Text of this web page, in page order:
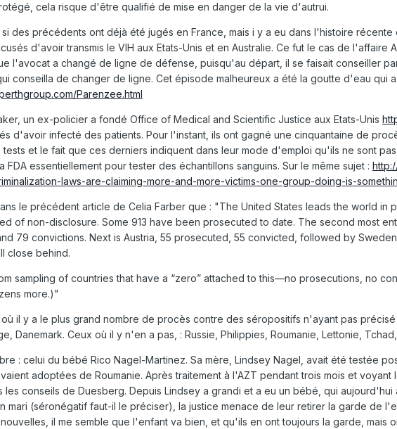
cela risque d'être qualifié de mise en danger de la vie d'autrui.
des précédents ont déjà été jugés en France, mais i y a eu dans l'histoire
d'avoir transmis le VIH aux Etats-Unis et en Australie. Ce fut le cas de
l'avocat a changé de ligne de défense, puisqu'au départ, il se faisait conseiller
conseilla de changer de ligne. Cet épisode malheureux a été la goutte d'eau qui
Parenzee.html
un ex-policier a fondé Office of Medical and Scientific Justice aux Etats-Unis
d'avoir infecté des patients. Pour l'instant, ils ont gagné une cinquantaine de
et le fait que ces derniers indiquent dans leur mode d'emploi qu'ils ne sont
FDA essentiellement pour tester des échantillons sanguins. Sur le même sujet :
laws-are-claiming-more-and-more-victims-one-group-doing-is-
le précédent article de Celia Farber que : "The United States leads the world in
of non-disclosure. Some 913 have been prosecuted to date. The second most
79 convictions. Next is Austria, 55 prosecuted, 55 convicted, followed by
close behind.
sampling of countries that have a “zero” attached to this—no prosecutions, no
more.)"
il y a le plus grand nombre de procès contre des séropositifs n'ayant pas précisé
Danemark. Ceux où il y n'en a pas, : Russie, Philippies, Roumanie, Lettonie,
: celui du bébé Rico Nagel-Martinez. Sa mère, Lindsey Nagel, avait été testée
adoptées de Roumanie. Après traitement à l'AZT pendant trois mois et
les conseils de Duesberg. Depuis Lindsey a grandi et a eu un bébé, qui
mari (séronégatif faut-il le préciser), la justice menace de leur retirer la garde de
il me semble que l'enfant va bien, et qu'ils en ont toujours la garde, mais